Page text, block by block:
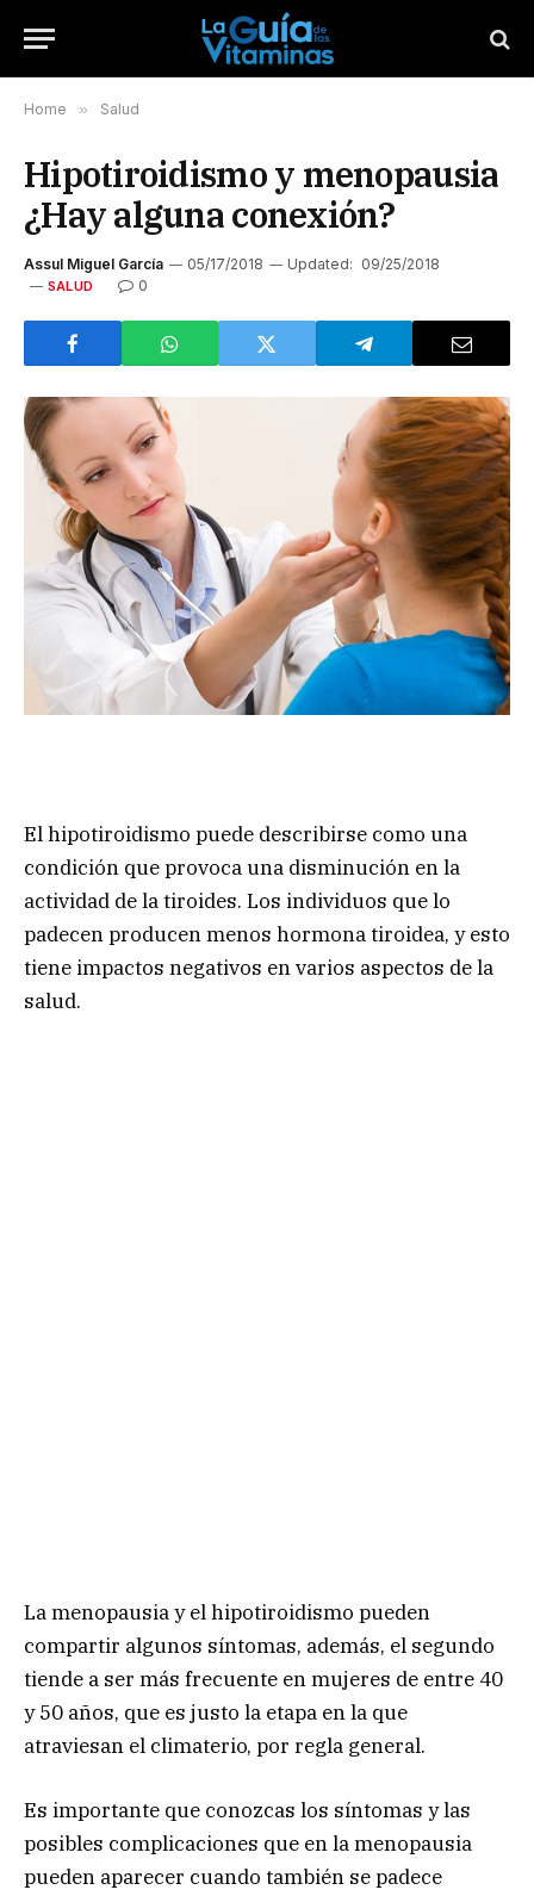
Home » Salud
Hipotiroidismo y menopausia
¿Hay alguna conexión?
Assul Miguel García 05/17/2018 Updated: 09/25/2018
SALUD 0
El hipotiroidismo puede describirse como una
condición que provoca una disminución en la
actividad de la tiroides. Los individuos que lo
padecen producen menos hormona tiroidea, y esto
tiene impactos negativos en varios aspectos de la
salud.
La menopausia y el hipotiroidismo pueden
compartir algunos síntomas, además, el segundo
tiende a ser más frecuente en mujeres de entre 40
y 50 años, que es justo la etapa en la que
atraviesan el climaterio, por regla general.
Es importante que conozcas los síntomas y las
posibles complicaciones que en la menopausia
pueden aparecer cuando también se padece